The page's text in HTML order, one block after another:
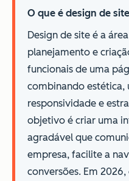
O que é design de
Design de site é a
planejamento e
funcionais de uma
combinando estética,
responsividade e
objetivo é criar uma
agradável que
empresa, facilite a
conversões. Em